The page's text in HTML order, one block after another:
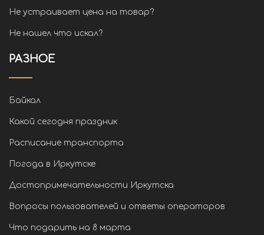
Не устраивает цена на товар?
Не нашел что искал?
РАЗНОЕ
Байкал
Какой сегодня праздник
Расписание транспорта
Погода в Иркутске
Достопримечательности Иркутска
Вопросы пользователей и ответы операторов
Что подарить на 8 марта